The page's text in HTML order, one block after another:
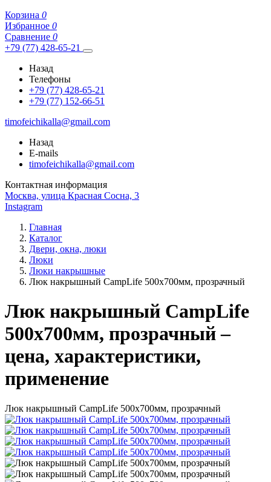
Корзина 0
Избранное 0
Сравнение 0
+79 (77) 428-65-21
Назад
Телефоны
+79 (77) 428-65-21
+79 (77) 152-66-51
timofeichikalla@gmail.com
Назад
E-mails
timofeichikalla@gmail.com
Контактная информация
Москва, улица Красная Сосна, 3
Instagram
Главная
Каталог
Двери, окна, люки
Люки
Люки накрышные
Люк накрышный CampLife 500x700мм, прозрачный
Люк накрышный CampLife
500x700мм, прозрачный –
цена, характеристики,
применение
Люк накрышный CampLife 500x700мм, прозрачный